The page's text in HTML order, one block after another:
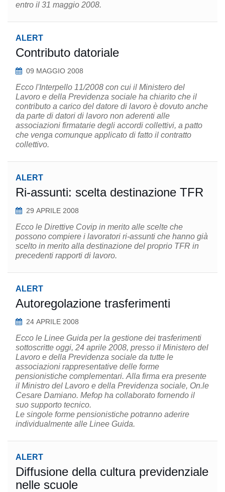
entro il 31 maggio 2008.
ALERT
Contributo datoriale
09 MAGGIO 2008
Ecco l'Interpello 11/2008 con cui il Ministero del
Lavoro e della Previdenza sociale ha chiarito che il
contributo a carico del datore di lavoro è dovuto anche
da parte di datori di lavoro non aderenti alle
associazioni firmatarie degli accordi collettivi, a patto
che venga comunque applicato di fatto il contratto
collettivo.
ALERT
Ri-assunti: scelta destinazione TFR
29 APRILE 2008
Ecco le Direttive Covip in merito alle scelte che
possono compiere i lavoratori ri-assunti che hanno già
scelto in merito alla destinazione del proprio TFR in
precedenti rapporti di lavoro.
ALERT
Autoregolazione trasferimenti
24 APRILE 2008
Ecco le Linee Guida per la gestione dei trasferimenti
sottoscritte oggi, 24 aprile 2008, presso il Ministero del
Lavoro e della Previdenza sociale da tutte le
associazioni rappresentative delle forme
pensionistiche complementari. Alla firma era presente
il Ministro del Lavoro e della Previdenza sociale, On.le
Cesare Damiano. Mefop ha collaborato fornendo il
suo supporto tecnico.
Le singole forme pensionistiche potranno aderire
individualmente alle Linee Guida.
ALERT
Diffusione della cultura previdenziale
nelle scuole